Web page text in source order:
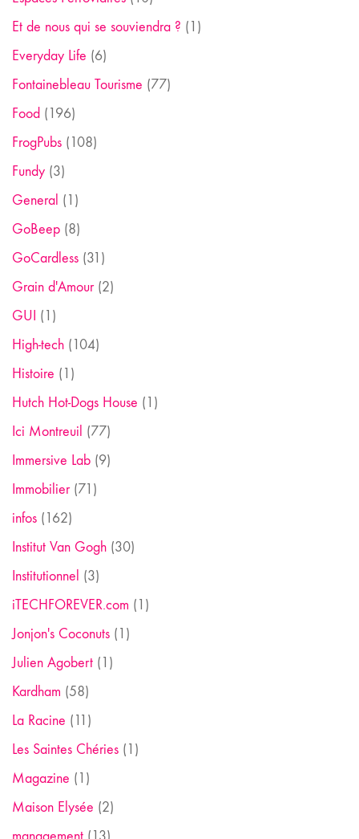
Et de nous qui se souviendra ? (1)
Everyday Life (6)
Fontainebleau Tourisme (77)
Food (196)
FrogPubs (108)
Fundy (3)
General (1)
GoBeep (8)
GoCardless (31)
Grain d'Amour(2)
GUI (1)
High-tech (104)
Histoire (1)
Hutch Hot-Dogs House (1)
Ici Montreuil (77)
Immersive Lab (9)
Immobilier(71)
infos (162)
Institut Van Gogh (30)
Institutionnel (3)
iTECHFOREVER.com (1)
Jonjon's Coconuts (1)
Julien Agobert (1)
Kardham (58)
La Racine (11)
Les Saintes Chéries (1)
Magazine (1)
Maison Elysée (2)